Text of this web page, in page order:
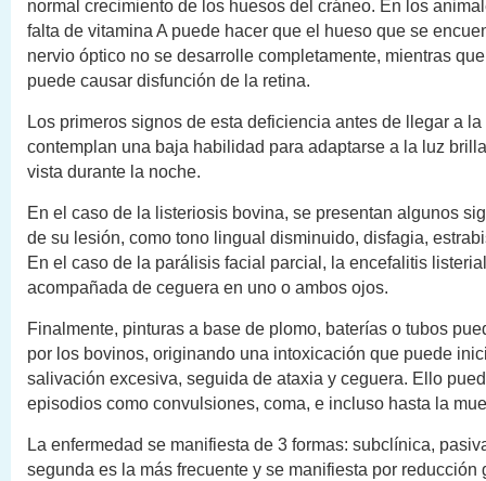
normal crecimiento de los huesos del cráneo. En los
falta de vitamina A puede hacer que el hueso que se
nervio óptico no se desarrolle completamente, mientras
puede causar disfunción de la retina.
Los primeros signos de esta deficiencia antes de llegar a
contemplan una baja habilidad para adaptarse a la luz
vista durante la noche.
En el caso de la listeriosis bovina, se presentan algunos
de su lesión, como tono lingual disminuido, disfagia,
En el caso de la parálisis facial parcial, la encefalitis
acompañada de ceguera en uno o ambos ojos.
Finalmente, pinturas a base de plomo, baterías o tubos
por los bovinos, originando una intoxicación que puede
salivación excesiva, seguida de ataxia y ceguera. Ello
episodios como convulsiones, coma, e incluso hasta la
La enfermedad se manifiesta de 3 formas: subclínica,
segunda es la más frecuente y se manifiesta por reducción